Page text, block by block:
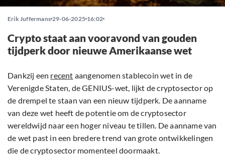
Erik Juffermans 29-06-2025 16:02
Crypto staat aan vooravond van gouden
tijdperk door nieuwe Amerikaanse wet
Dankzij een recent aangenomen stablecoin wet in de
Verenigde Staten, de GENIUS-wet, lijkt de cryptosector op
de drempel te staan van een nieuw tijdperk. De aanname
van deze wet heeft de potentie om de cryptosector
wereldwijd naar een hoger niveau te tillen. De aanname van
de wet past in een bredere trend van grote ontwikkelingen
die de cryptosector momenteel doormaakt.